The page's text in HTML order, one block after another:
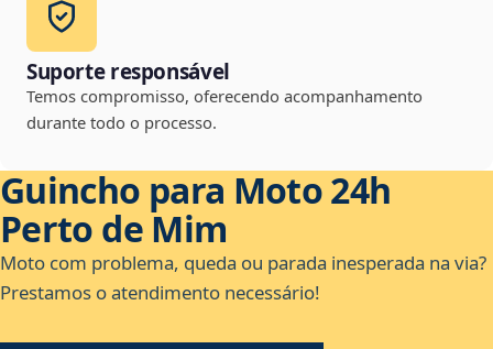
Suporte responsável
Temos compromisso, oferecendo acompanhamento
durante todo o processo.
Guincho para Moto 24h
Perto de Mim
Moto com problema, queda ou parada inesperada na via?
Prestamos o atendimento necessário!